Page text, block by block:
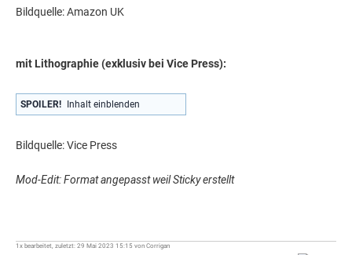
Bildquelle: Amazon UK
mit Lithographie (exklusiv bei Vice Press):
SPOILER! Inhalt einblenden
Bildquelle: Vice Press
Mod-Edit: Format angepasst weil Sticky erstellt
1x bearbeitet, zuletzt: 29 Mai 2023 15:15 von Corrigan